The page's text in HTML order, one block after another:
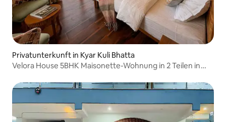
Privatunterkunft in Kyar Kuli Bhatta
Velora House 5BHK Maisonette-Wohnung in 2 Teilen in